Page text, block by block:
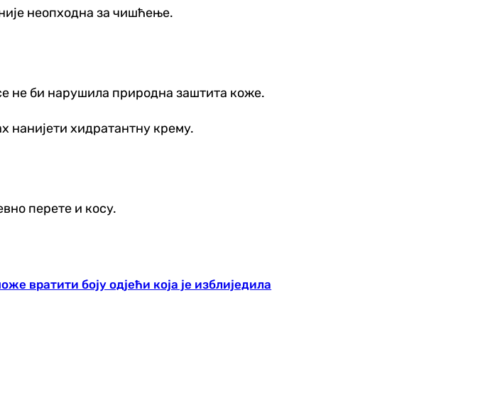
неопходна за чишћење.
не би нарушила природна заштита коже.
хидратантну крему.
перете и косу.
вратити боју одјећи која је изблиједила